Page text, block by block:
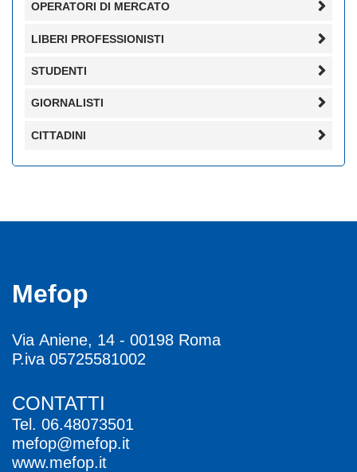
OPERATORI DI MERCATO
LIBERI PROFESSIONISTI
STUDENTI
GIORNALISTI
CITTADINI
Mefop
Via Aniene, 14 - 00198 Roma
P.iva 05725581002
CONTATTI
Tel. 06.48073501
mefop@mefop.it
www.mefop.it